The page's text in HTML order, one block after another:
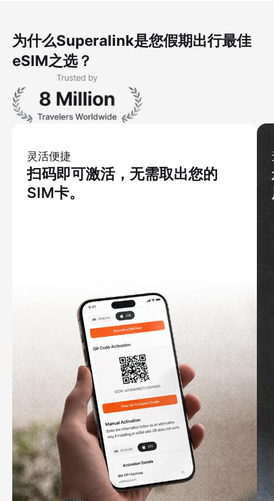
为什么Superalink是您假期出行最佳
eSIM之选？
灵活便捷
扫码即可激活，无需取出您的
SIM卡。